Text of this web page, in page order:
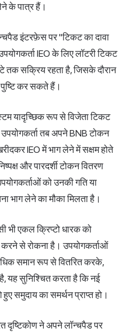
के पात्र हैं।
इंटरफ़ेस पर "टिकट का दावा
IEO के लिए लॉटरी टिकट
सक्रिय रहता है, जिसके दौरान
पुष्टि कर सकते हैं।
यादृच्छिक रूप से विजेता टिकट
तब अपने BNB टोकन
IEO में भाग लेने में सक्षम होते
और पारदर्शी टोकन वितरण
को उनकी गति या
भाग लेने का मौका मिलता है।
भी एकल क्रिप्टो धारक को
करने से रोकना है। उपयोगकर्ताओं
समान रूप से वितरित करके,
यह सुनिश्चित करता है कि नई
समुदाय का समर्थन प्राप्त हो।
दृष्टिकोण ने अपने लॉन्चपैड पर